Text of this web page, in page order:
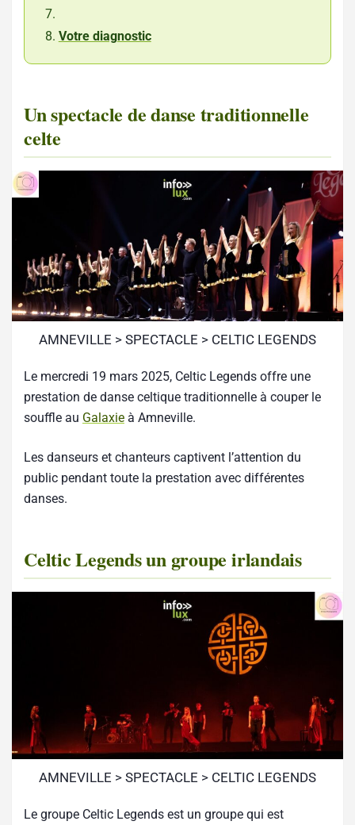
Votre diagnostic
Un spectacle de danse traditionnelle
celte
AMNEVILLE > SPECTACLE > CELTIC LEGENDS
Le mercredi 19 mars 2025, Celtic Legends offre une
prestation de danse celtique traditionnelle à couper le
souffle au Galaxie à Amneville.
Les danseurs et chanteurs captivent l’attention du
public pendant toute la prestation avec différentes
danses.
Celtic Legends un groupe irlandais
AMNEVILLE > SPECTACLE > CELTIC LEGENDS
Le groupe Celtic Legends est un groupe qui est